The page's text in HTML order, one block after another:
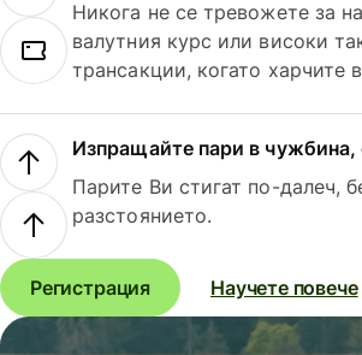
Никога не се тревожете за
валутния курс или високи
трансакции, когато харчите
Изпращайте пари в чужбина,
Парите Ви стигат по-далеч,
разстоянието.
Регистрация Научете повече